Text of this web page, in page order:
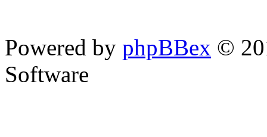
Powered by phpBBex ©
Software